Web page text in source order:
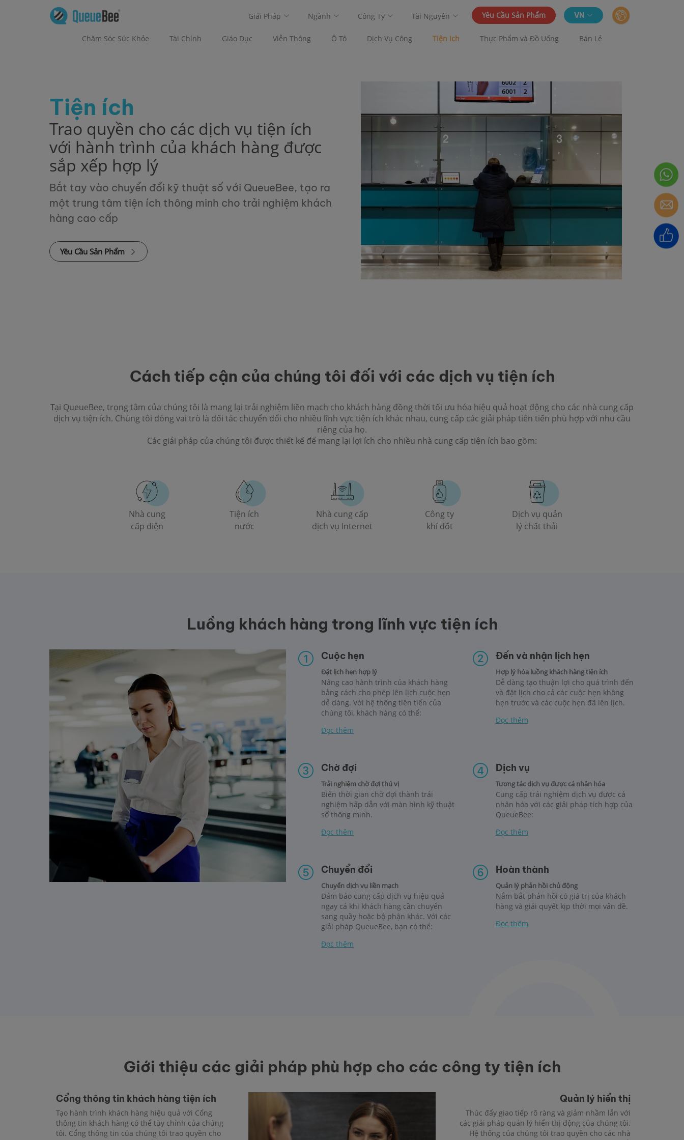
Giải Pháp Ngành Công Ty Tài Nguyên Yêu Cầu Sản Phẩm VN
Chăm Sóc Sức Khỏe Tài Chính Giáo Dục Viễn Thông Ô Tô Dịch Vụ Công Tiện Ich Thực Phẩm và Đồ Uống Bán Lẻ
Tiện ích
Trao quyền cho các dịch vụ tiện ích
với hành trình của khách hàng được
sắp xếp hợp lý
Bắt tay vào chuyển đổi kỹ thuật số với QueueBee, tạo ra
một trung tâm tiện ích thông minh cho trải nghiệm khách
hàng cao cấp
Yêu Cầu Sản Phẩm
Cách tiếp cận của chúng tôi đối với các dịch vụ tiện ích
Tại QueueBee, trọng tâm của chúng tôi là mang lại trải nghiệm liền mạch cho khách hàng đồng thời tối ưu hóa hiệu quả hoạt động cho các nhà cung cấp
dịch vụ tiện ích. Chúng tôi đóng vai trò là đối tác chuyển đổi cho nhiều lĩnh vực tiện ích khác nhau, cung cấp các giải pháp tiên tiến phù hợp với nhu cầu
riêng của họ.
Các giải pháp của chúng tôi được thiết kế để mang lại lợi ích cho nhiều nhà cung cấp tiện ích bao gồm:
Nhà cung
cấp điện
Tiện ích
nước
Nhà cung cấp
dịch vụ Internet
Công ty
khí đốt
Dịch vụ quản
lý chất thải
Luồng khách hàng trong lĩnh vực tiện ích
Cuộc hẹn
Đặt lịch hẹn hợp lý
Nâng cao hành trình của khách hàng
bằng cách cho phép lên lịch cuộc hẹn
dễ dàng. Với hệ thống tiên tiến của
chúng tôi, khách hàng có thể:
Đọc thêm
Đến và nhận lịch hẹn
Hợp lý hóa luồng khách hàng tiện ích
Dễ dàng tạo thuận lợi cho quá trình đến
và đặt lịch cho cả các cuộc hẹn không
hẹn trước và các cuộc hẹn đã lên lịch.
Đọc thêm
Chờ đợi
Trải nghiệm chờ đợi thú vị
Biến thời gian chờ đợi thành trải
nghiệm hấp dẫn với màn hình kỹ thuật
số thông minh.
Đọc thêm
Dịch vụ
Tương tác dịch vụ được cá nhân hóa
Cung cấp trải nghiệm dịch vụ được cá
nhân hóa với các giải pháp tích hợp của
QueueBee:
Đọc thêm
Chuyển đổi
Chuyển dịch vụ liền mạch
Đảm bảo cung cấp dịch vụ hiệu quả
ngay cả khi khách hàng cần chuyển
sang quầy hoặc bộ phận khác. Với các
giải pháp QueueBee, bạn có thể:
Đọc thêm
Hoàn thành
Quản lý phản hồi chủ động
Nắm bắt phản hồi có giá trị của khách
hàng và giải quyết kịp thời mọi vấn đề.
Đọc thêm
Giới thiệu các giải pháp phù hợp cho các công ty tiện ích
Cổng thông tin khách hàng tiện ích
Tạo hành trình khách hàng hiệu quả với Cổng
thông tin khách hàng có thể tùy chỉnh của chúng
tôi. Cổng thông tin của chúng tôi trao quyền cho
Quản lý hiển thị
Thúc đẩy giao tiếp rõ ràng và giảm nhầm lẫn với
các giải pháp quản lý hiển thị động của chúng tôi.
Hệ thống của chúng tôi trao quyền cho các nhà